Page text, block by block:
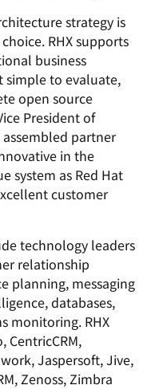
strategy is
RHX supports
business
simple to evaluate,
open source
President of
partner
in the
system as Red Hat
customer
technology leaders
relationship
planning, messaging
databases,
monitoring. RHX
CentricCRM,
Jaspersoft, Jive,
Zenoss, Zimbra